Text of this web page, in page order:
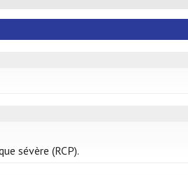
sévère (RCP).